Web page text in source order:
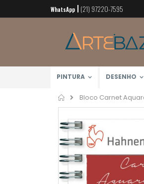
Pular
para
conteúdo
WhatsApp (21) 97220-7595
PINTURA DESENHO
Home
Bloco Carnet
Pular
para
o
final
da
Galeria
de
imagens